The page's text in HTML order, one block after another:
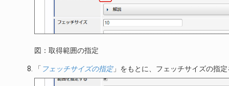
図：取得範囲の指定
「 フェッチサイズの指定」をもとに、フェッチサイズの指